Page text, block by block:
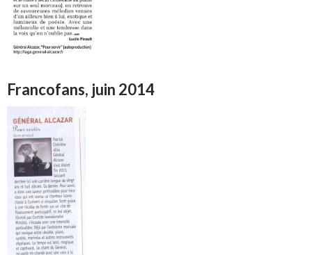
Francofans, juin 2014